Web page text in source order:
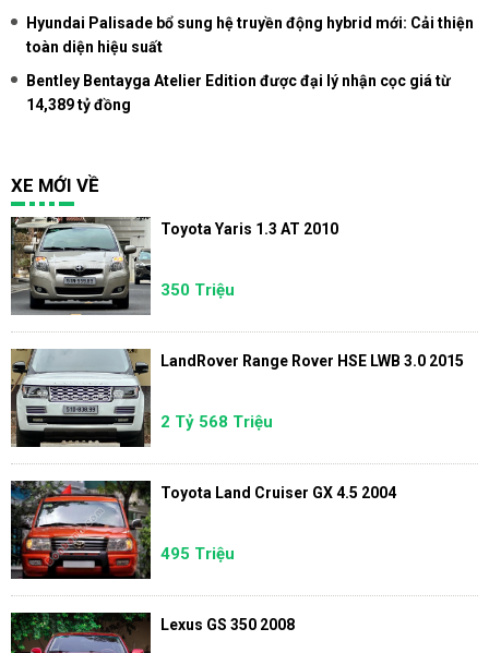
Hyundai Palisade bổ sung hệ truyền động hybrid mới: Cải thiện
toàn diện hiệu suất
Bentley Bentayga Atelier Edition được đại lý nhận cọc giá từ
14,389 tỷ đồng
XE MỚI VỀ
Toyota Yaris 1.3 AT 2010
350 Triệu
LandRover Range Rover HSE LWB 3.0 2015
2 Tỷ 568 Triệu
Toyota Land Cruiser GX 4.5 2004
495 Triệu
Lexus GS 350 2008